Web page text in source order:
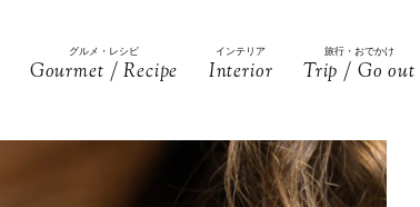
グルメ・レシピ
Gourmet / Recipe
インテリア
Interior
旅行・おでかけ
Trip / Go out